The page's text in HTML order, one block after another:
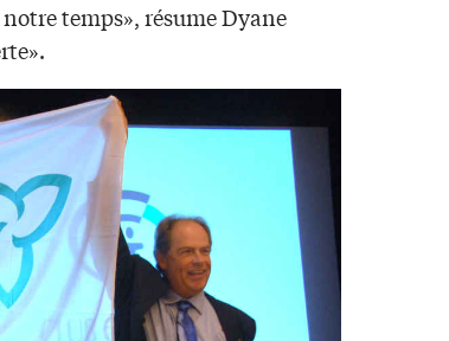
temps», résume Dyane